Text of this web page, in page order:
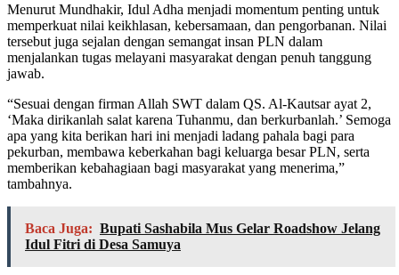
Menurut Mundhakir, Idul Adha menjadi momentum penting untuk
memperkuat nilai keikhlasan, kebersamaan, dan pengorbanan. Nilai
tersebut juga sejalan dengan semangat insan PLN dalam
menjalankan tugas melayani masyarakat dengan penuh tanggung
jawab.
“Sesuai dengan firman Allah SWT dalam QS. Al-Kautsar ayat 2,
‘Maka dirikanlah salat karena Tuhanmu, dan berkurbanlah.’ Semoga
apa yang kita berikan hari ini menjadi ladang pahala bagi para
pekurban, membawa keberkahan bagi keluarga besar PLN, serta
memberikan kebahagiaan bagi masyarakat yang menerima,”
tambahnya.
Baca Juga: Bupati Sashabila Mus Gelar Roadshow Jelang
Idul Fitri di Desa Samuya